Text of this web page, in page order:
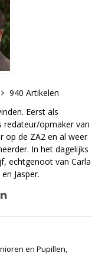
940 Artikelen
Eerst als
redateur/opmaker van
op de ZA2 en al weer
In het dagelijks
echtgenoot van Carla
Jasper.
en Pupillen,